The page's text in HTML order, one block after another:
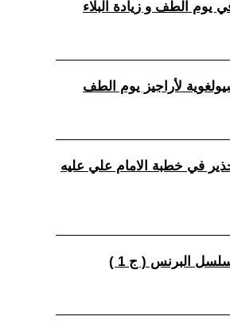
في خطبة الامام علي عليه